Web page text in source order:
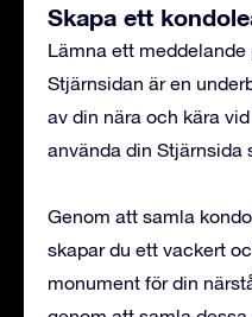
Skapa ett
Lämna ett meddelande
Stjärnsidan är en
av din nära och kära
använda din Stjärnsida
Genom att samla
skapar du ett vackert
monument för din